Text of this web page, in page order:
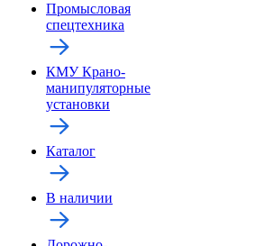
Промысловая
спецтехника
КМУ Крано-
манипуляторные
установки
Каталог
В наличии